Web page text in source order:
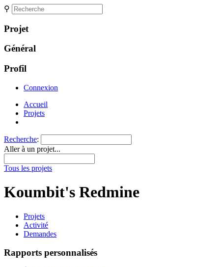
⚲
Projet
Général
Profil
Connexion
Accueil
Projets
Recherche:
Aller à un projet...
Tous les projets
Koumbit's Redmine
Projets
Activité
Demandes
Rapports personnalisés